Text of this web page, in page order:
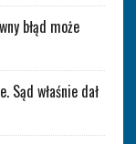
błąd może
Sąd właśnie dał